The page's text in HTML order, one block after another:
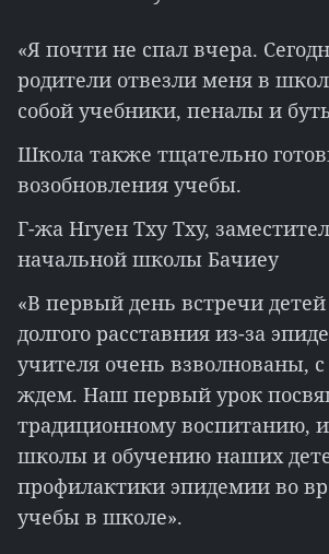
«Я почти не спал вчера.
родители отвезли меня в
собой учебники, пеналы и
Школа также тщательно
возобновления учебы.
Г-жа Нгуен Тху Тху,
начальной школы Бачиеу
«В первый день встречи
долгого расставния из-за
учителя очень взволнованы,
ждем. Наш первый урок
традиционному воспитанию,
школы и обучению наших
профилактики эпидемии во
учебы в школе».